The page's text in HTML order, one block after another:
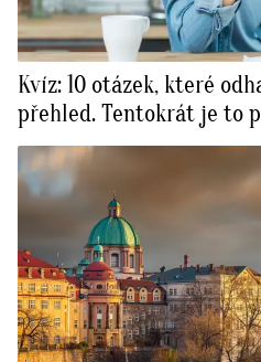
Kvíz: 10 otázek, které
přehled. Tentokrát je to